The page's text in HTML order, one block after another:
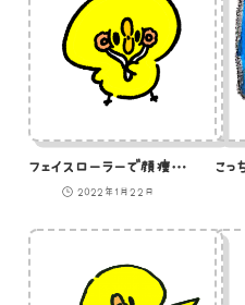
フェイスローラーで顔痩せをもくろむひよこ（GIFアニメ）
2022年1月22日